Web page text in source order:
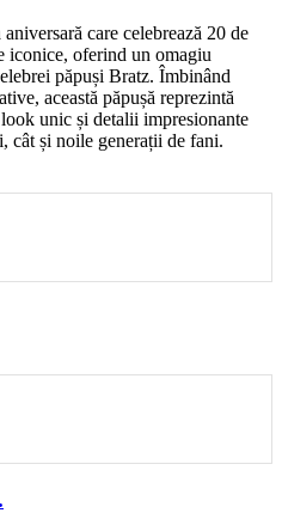
aniversară care celebrează 20 de
iconice, oferind un omagiu
păpuși Bratz. Îmbinând
această păpușă reprezintă
unic și detalii impresionante
cât și noile generații de fani.